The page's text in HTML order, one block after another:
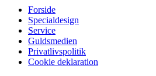
Forside
Specialdesign
Service
Guldsmedien
Privatlivspolitik
Cookie deklaration